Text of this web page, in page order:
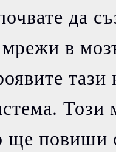
да
в
тази
Този
ще повиши